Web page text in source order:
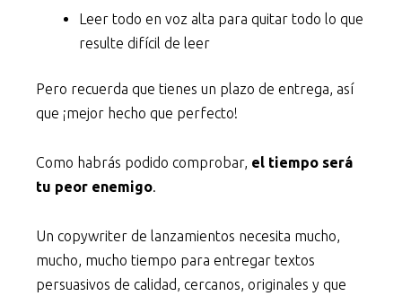
Leer todo en voz alta para quitar todo lo que
resulte difícil de leer
Pero recuerda que tienes un plazo de entrega, así
que ¡mejor hecho que perfecto!
Como habrás podido comprobar, el tiempo será
tu peor enemigo.
Un copywriter de lanzamientos necesita mucho,
mucho, mucho tiempo para entregar textos
persuasivos de calidad, cercanos, originales y que